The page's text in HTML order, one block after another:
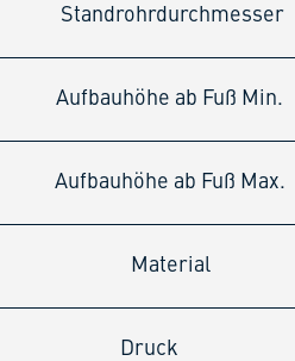
Standrohrdurchmesser
Aufbauhöhe ab Fuß Min.
Aufbauhöhe ab Fuß Max.
Material
Druck